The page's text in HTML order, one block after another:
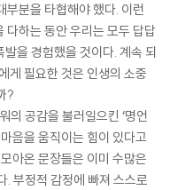
부분을 타협해야 했다. 이런
다하는 동안 우리는 모두 답답
을 경험했을 것이다. 계속 되
게 필요한 것은 인생의 소중
?
의 공감을 불러일으킨 ‘명언
음을 움직이는 힘이 있다고
아온 문장들은 이미 수많은
. 부정적 감정에 빠져 스스로